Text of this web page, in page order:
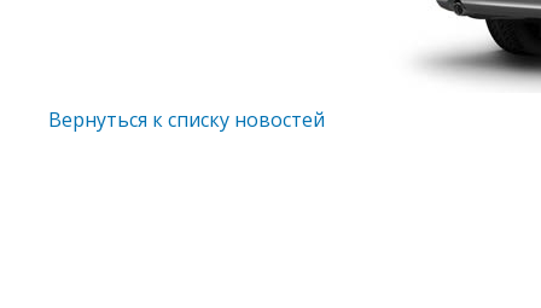
Вернуться к списку новостей